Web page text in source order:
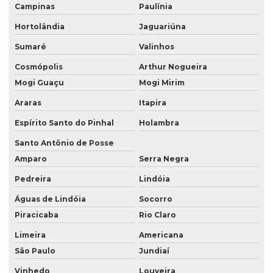
Empresa de reforma e construção
Empresa de reforma residencial
Empresa de reforma são paulo
Empresas de construção em Campinas
Empresas de construção civil e reformas
Empresas de construção e montagem industrial
Empresas de construção predial
Empresas de estruturas metalicas sp
Empresas no ramo de construção civil em sp
Empresas de obras em sp
Empresas prestadoras de serviços industriais
Empresas prestadoras de serviços de manutenção industrial
Campinas Paulínia
Hortolândia Jaguariúna
Sumaré Valinhos
Cosmópolis
Arthur Nogueira
Mogi Guaçu
Mogi Mirim
Araras Itapira
Espírito Santo do Pinhal Holambra
Santo Antônio de Posse
Amparo
Serra Negra
Pedreira Lindóia
Águas de Lindóia
Socorro
Piracicaba
Rio Claro
Limeira
Americana
São Paulo
Jundiaí
Vinhedo Louveira